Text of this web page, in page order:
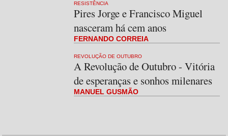
RESISTÊNCIA
Pires Jorge e Francisco Miguel
nasceram há cem anos
FERNANDO CORREIA
REVOLUÇÃO DE OUTUBRO
A Revolução de Outubro - Vitória
de esperanças e sonhos milenares
MANUEL GUSMÃO